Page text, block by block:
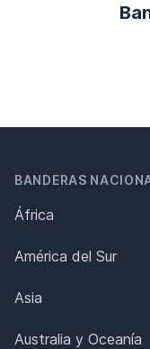
BANDERAS
África
América del Sur
Asia
Australia y Oceanía